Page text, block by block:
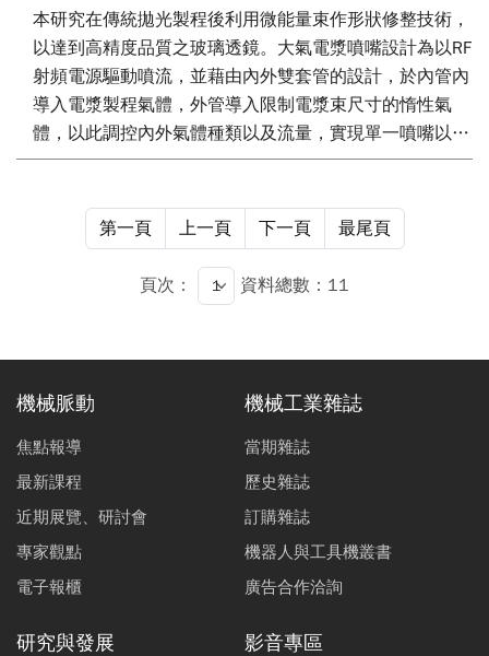
氣電漿乾式蝕刻設備，去除輪磨加工應力導致的翹曲。實
驗初步結果顯示大氣電漿設備可快速且有效的將晶圓翹曲
量由單面輪磨(採用8000號砂輪)後的110-150 µm，降回
10-20 µm（輪磨前的晶圓翹曲量）。
本研究在傳統拋光製程後利用微能量束作形狀修整技術，
以達到高精度品質之玻璃透鏡。大氣電漿噴嘴設計為以RF
射頻電源驅動噴流，並藉由內外雙套管的設計，於內管內
導入電漿製程氣體，外管導入限制電漿束尺寸的惰性氣
體，以此調控內外氣體種類以及流量，實現單一噴嘴以氣
流侷限方式控制電漿中央區的範圍以調控能量束口徑狀
體比例以及功率等參數的變化，了解電漿反應與表面狀
態、蝕刻速率的關係，以獲得一最佳的拋光參數。 由實
驗結果得知玻璃透鏡表面之蝕刻率可控制在50 nm/min至
450 nm/min，表面粗糙度可達< 5 nm。
第一頁 上一頁 下一頁 最尾頁
頁次： 資料總數：11
機械脈動
焦點報導
最新課程
近期展覽、研討會
專家觀點
電子報櫃
機械工業雜誌
當期雜誌
歷史雜誌
訂購雜誌
機器人與工具機叢書
廣告合作洽詢
研究與發展 影音專區